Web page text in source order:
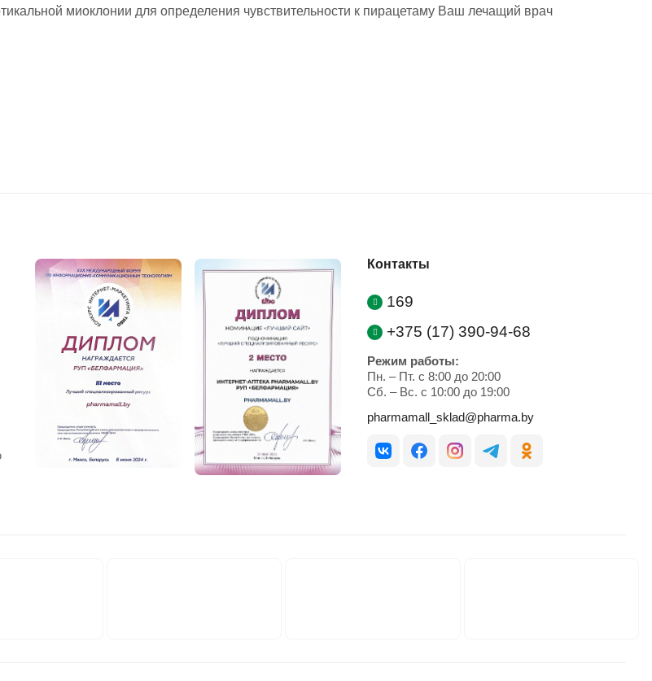
миоклонии для определения чувствительности к пирацетаму Ваш лечащий врач
Контакты
169
+375 (17) 390-94-68
Режим работы:
Пн. – Пт. с 8:00 до 20:00
Cб. – Вс. с 10:00 до 19:00
pharmamall_sklad@pharma.by